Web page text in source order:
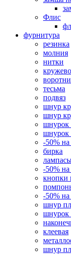
Флис
фурнитура
резинка
молния
нитки
тесьма
подвяз
шнур
шнур
шнурок
шнурок
-50%
бирка
-50%
кнопки
-50%
шнур
шнурок
клеевая
шнур